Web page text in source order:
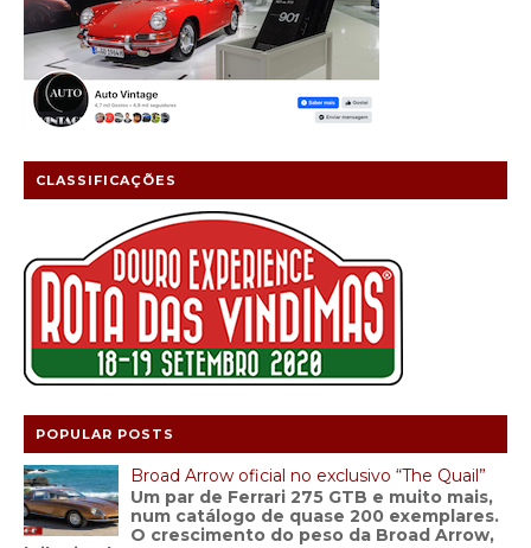
CLASSIFICAÇÕES
POPULAR POSTS
Broad Arrow oficial no exclusivo “The Quail”
Um par de Ferrari 275 GTB e muito mais,
num catálogo de quase 200 exemplares.
O crescimento do peso da Broad Arrow,